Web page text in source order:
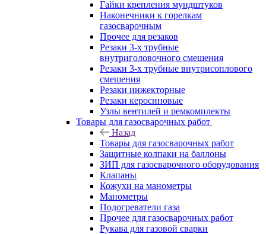
Гайки крепления мундштуков
Наконечники к горелкам
газосварочным
Прочее для резаков
Резаки 3-х трубные
внутриголовочного смешения
Резаки 3-х трубные внутрисоплового
смешения
Резаки инжекторные
Резаки керосиновые
Узлы вентилей и ремкомплекты
Товары для газосварочных работ
Назад
Товары для газосварочных работ
Защитные колпаки на баллоны
ЗИП для газосварочного оборудования
Клапаны
Кожухи на манометры
Манометры
Подогреватели газа
Прочее для газосварочных работ
Рукава для газовой сварки